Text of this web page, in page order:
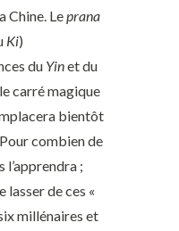
Chine. Leprana
Ki)
du Yinet du
carré magique
bientôt
combien de
l’apprendra ;
lasser de ces «
millénaires et